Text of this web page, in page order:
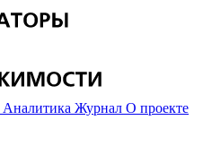
Аналитика Журнал О проекте